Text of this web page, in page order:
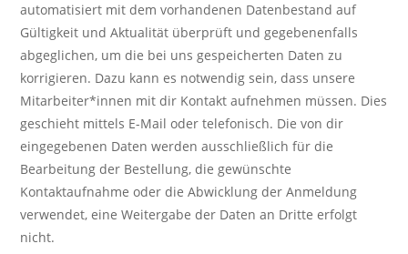
automatisiert mit dem vorhandenen Datenbestand auf
Gültigkeit und Aktualität überprüft und gegebenenfalls
abgeglichen, um die bei uns gespeicherten Daten zu
korrigieren. Dazu kann es notwendig sein, dass unsere
Mitarbeiter*innen mit dir Kontakt aufnehmen müssen. Dies
geschieht mittels E-Mail oder telefonisch. Die von dir
eingegebenen Daten werden ausschließlich für die
Bearbeitung der Bestellung, die gewünschte
Kontaktaufnahme oder die Abwicklung der Anmeldung
verwendet, eine Weitergabe der Daten an Dritte erfolgt
nicht.